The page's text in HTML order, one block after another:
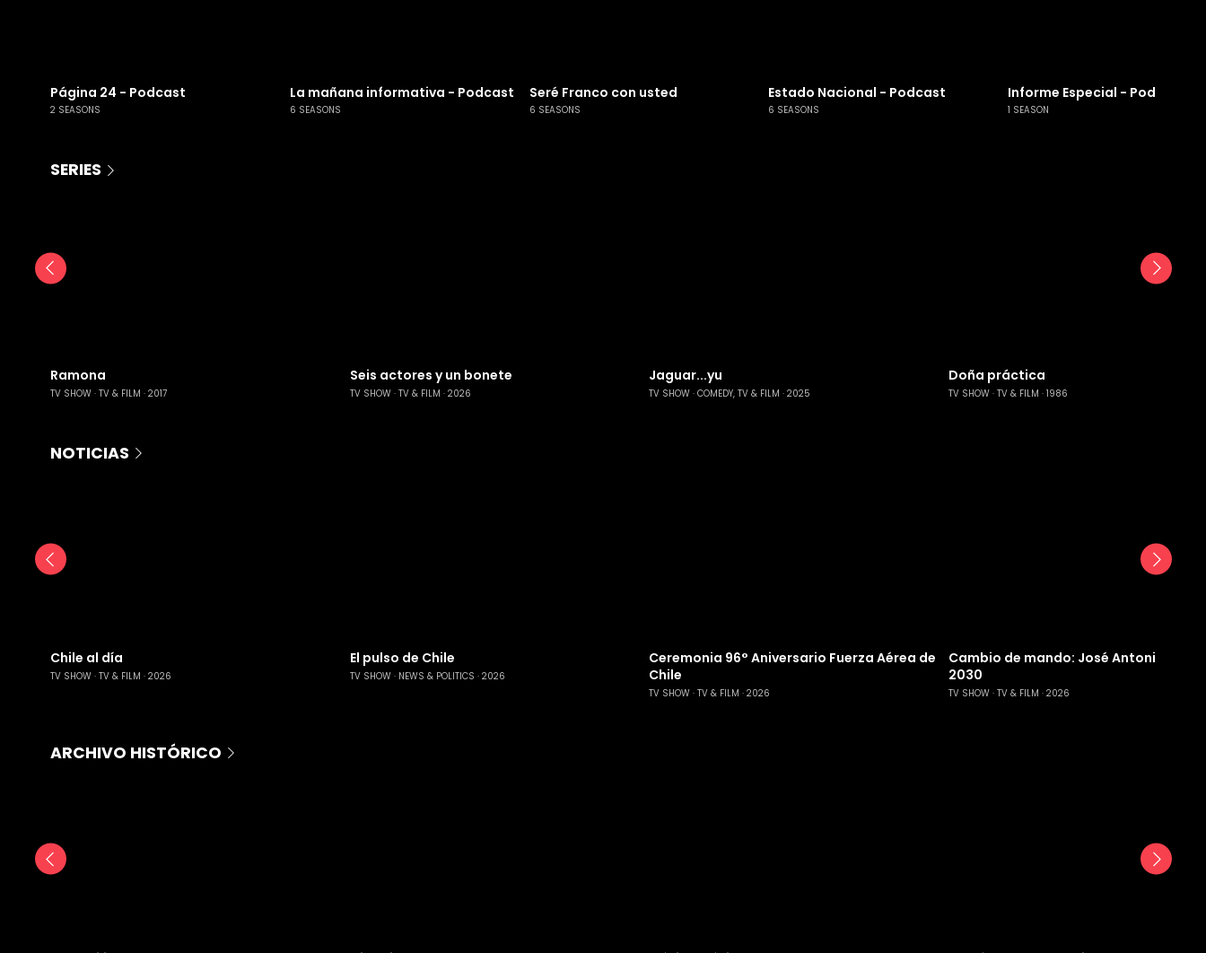
Página 24 - Podcast
2 SEASONS
La mañana informativa - Podcast
6 SEASONS
Seré Franco con usted
6 SEASONS
Estado Nacional - Podcast
6 SEASONS
Informe Especial - Podcast
1 SEASON
SERIES
Ramona
TV SHOW TV & FILM 2017
Seis actores y un bonete
TV SHOW TV & FILM 2026
Jaguar...yu
TV SHOW COMEDY, TV & FILM 2025
Doña práctica
TV SHOW TV & FILM 1986
NOTICIAS
Chile al día
TV SHOW TV & FILM 2026
El pulso de Chile
TV SHOW NEWS & POLITICS 2026
Ceremonia 96° Aniversario Fuerza Aérea de
Chile
TV SHOW TV & FILM 2026
Cambio de mando: José Antonio Kast
2030
TV SHOW TV & FILM 2026
ARCHIVO HISTÓRICO